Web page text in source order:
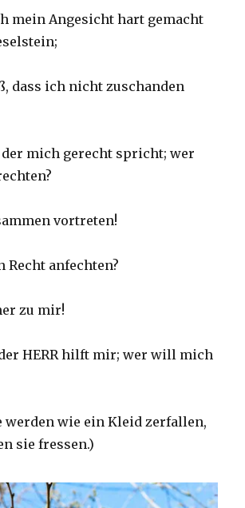
mein Angesicht hart gemacht
dass ich nicht zuschanden
der mich gerecht spricht; wer
vortreten!
Recht anfechten?
zu mir!
der HERR hilft mir; wer will mich
werden wie ein Kleid zerfallen,
sie fressen.)